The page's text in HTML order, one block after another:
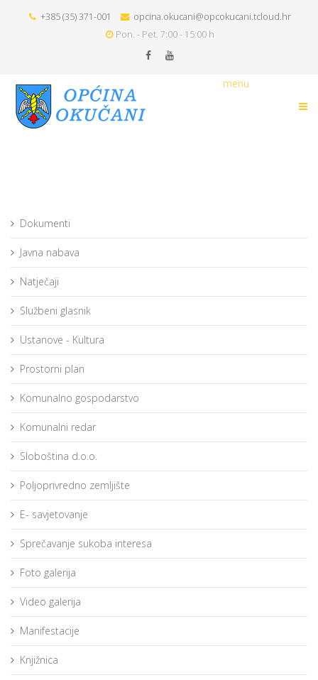
+385 (35) 371-001
opcina.okucani@opcokucani.tcloud.hr
Pon. - Pet. 7:00 - 15:00 h
menu
Dokumenti
Javna nabava
Natječaji
Službeni glasnik
Ustanove - Kultura
Prostorni plan
Komunalno gospodarstvo
Komunalni redar
Sloboština d.o.o.
Poljoprivredno zemljište
E- savjetovanje
Sprečavanje sukoba interesa
Foto galerija
Video galerija
Manifestacije
Knjižnica